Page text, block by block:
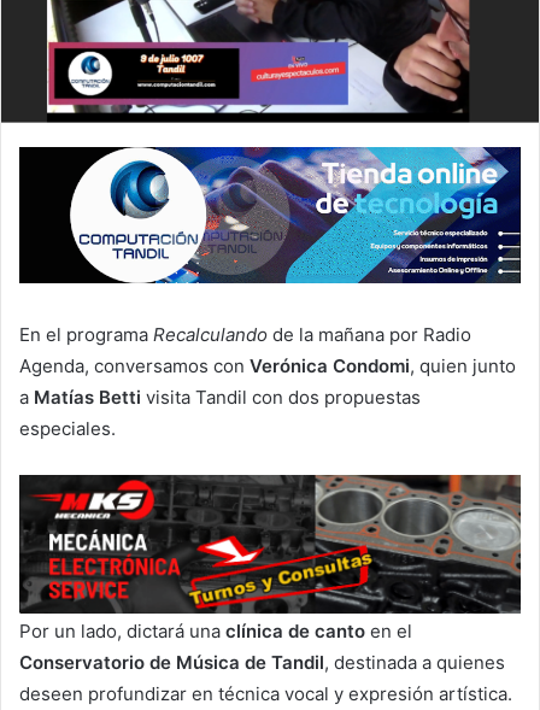
En el programa Recalculando de la mañana por Radio
Agenda, conversamos con Verónica Condomi, quien junto
a Matías Betti visita Tandil con dos propuestas
especiales.
Por un lado, dictará una clínica de canto en el
Conservatorio de Música de Tandil, destinada a quienes
deseen profundizar en técnica vocal y expresión artística.